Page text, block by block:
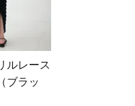
ルレース
ブラッ